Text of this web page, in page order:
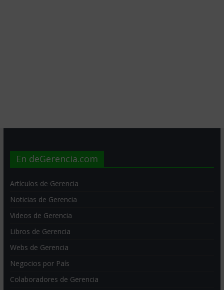
En deGerencia.com
Artículos de Gerencia
Noticias de Gerencia
Videos de Gerencia
Libros de Gerencia
Webs de Gerencia
Negocios por País
Colaboradores de Gerencia